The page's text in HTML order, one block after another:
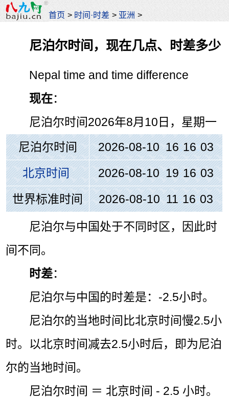
首页 > 时间·时差 > 亚洲 >
尼泊尔时间，现在几点、时差多少
Nepal time and time difference
现在：
尼泊尔时间2026年8月10日，星期一
尼泊尔时间
2026-08-10 16 16 :03
北京时间
2026-08-10 19 16 03
世界标准时间
2026-08-10 11 16 :03
尼泊尔与中国处于不同时区，因此时
间不同。
时差：
尼泊尔与中国的时差是：-2.5小时。
尼泊尔的当地时间比北京时间慢2.5小
时。以北京时间减去2.5小时后，即为尼泊
尔的当地时间。
尼泊尔时间 ＝ 北京时间 - 2.5 小时。